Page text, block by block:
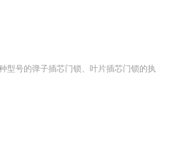
型号的弹子插芯门锁、叶片插芯门锁的执